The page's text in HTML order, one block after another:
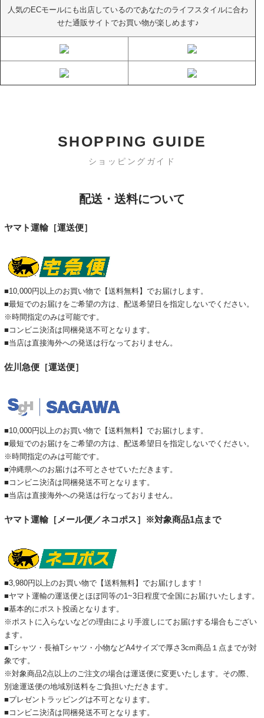
人気のECモールにも出店しているのであなたのライフスタイルに合わ
せた通販サイトでお買い物が楽しめます♪
SHOPPING GUIDE
ショッピングガイド
配送・送料について
ヤマト運輸［運送便］
■10,000円以上のお買い物で【送料無料】でお届けします。
■最短でのお届けをご希望の方は、配送希望日を指定しないでください。
※時間指定のみは可能です。
■コンビニ決済は同梱発送不可となります。
■当店は直接海外への発送は行なっておりません。
佐川急便［運送便］
■10,000円以上のお買い物で【送料無料】でお届けします。
■最短でのお届けをご希望の方は、配送希望日を指定しないでください。
※時間指定のみは可能です。
■沖縄県へのお届けは不可とさせていただきます。
■コンビニ決済は同梱発送不可となります。
■当店は直接海外への発送は行なっておりません。
ヤマト運輸［メール便／ネコポス］※対象商品1点まで
■3,980円以上のお買い物で【送料無料】でお届けします！
■ヤマト運輸の運送便とほぼ同等の1~3日程度で全国にお届けいたします。
■基本的にポスト投函となります。
※ポストに入らないなどの理由により手渡しにてお届けする場合もござい
ます。
■Tシャツ・長袖Tシャツ・小物などA4サイズで厚さ3cm商品１点までが対
象です。
※対象商品2点以上のご注文の場合は運送便に変更いたします。その際、
別途運送便の地域別送料をご負担いただきます。
■プレゼントラッピングは不可となります。
■コンビニ決済は同梱発送不可となります。